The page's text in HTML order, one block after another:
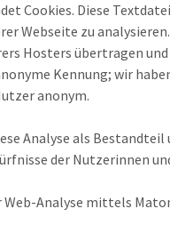
Cookies. Diese
Webseite zu
Hosters übertragen
Kennung; wir
anonym.
Analyse als
der Nutzerinnen
Web-Analyse mittels